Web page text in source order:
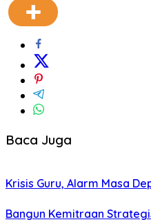
Baca Juga
Krisis Guru, Alarm Masa
Bangun Kemitraan